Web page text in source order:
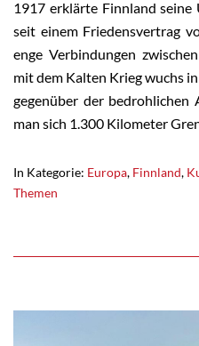
1917 erklärte Finnland seine
seit einem Friedensvertrag
enge Verbindungen
mit dem Kalten Krieg wuchs
gegenüber der
man sich 1.300 Kilometer
In Kategorie: Europa, Finnland,
Themen